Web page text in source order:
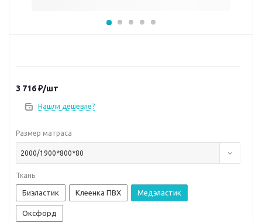
3 716₽/шт
Нашли дешевле?
Размер матраса
2000/1900*800*80
Ткань
Биэластик Клеенка ПВХ Медэластик
Оксфорд